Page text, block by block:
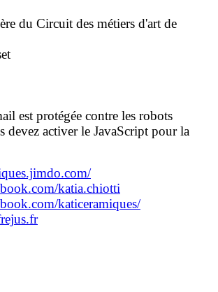
du Circuit des métiers d'art de
est protégée contre les robots
devez activer le JavaScript pour la
katia.chiotti
katiceramiques/